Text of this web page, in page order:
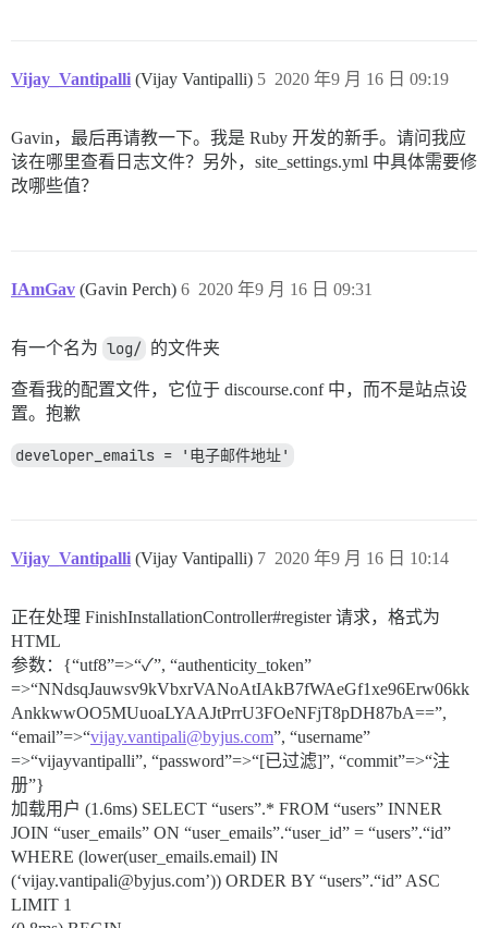
Vijay_Vantipalli (Vijay Vantipalli) 2020 年9 月 16 日 09:19
5
Gavin，最后再请教一下。我是 Ruby 开发的新手。请问我应
该在哪里查看日志文件？另外，site_settings.yml 中具体需要修
改哪些值？
IAmGav (Gavin Perch) 2020 年9 月 16 日 09:31
6
有一个名为 log/ 的文件夹
查看我的配置文件，它位于 discourse.conf 中，而不是站点设
置。抱歉
developer_emails = '电子邮件地址'
Vijay_Vantipalli (Vijay Vantipalli) 2020 年9 月 16 日 10:14
7
正在处理 FinishInstallationController#register 请求，格式为
HTML
参数：{“utf8”=>“✓”, “authenticity_token”
=>“NNdsqJauwsv9kVbxrVANoAtIAkB7fWAeGf1xe96Erw06kk
AnkkwwOO5MUuoaLYAAJtPrrU3FOeNFjT8pDH87bA==”,
“email”=>“vijay.vantipali@byjus.com”, “username”
=>“vijayvantipalli”, “password”=>“[已过滤]”, “commit”=>“注
册”}
加载用户 (1.6ms) SELECT “users”.* FROM “users” INNER
JOIN “user_emails” ON “user_emails”.“user_id” = “users”.“id”
WHERE (lower(user_emails.email) IN
(‘vijay.vantipali@byjus.com’)) ORDER BY “users”.“id” ASC
LIMIT 1